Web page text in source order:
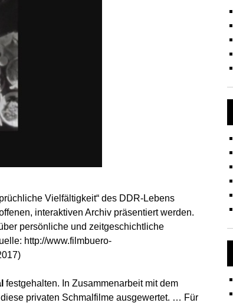
Vielfältigkeit“ des DDR-Lebens
interaktiven Archiv präsentiert werden.
persönliche und zeitgeschichtliche
http://www.filmbuero-
festgehalten. In Zusammenarbeit mit dem
privaten Schmalfilme ausgewertet. … Für